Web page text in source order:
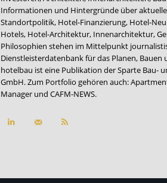
Informationen und Hintergründe über
Standortpolitik, Hotel-Finanzierung, Hotel-
Hotels, Hotel-Architektur, Innenarchitektur,
Philosophien stehen im Mittelpunkt
Dienstleisterdatenbank für das Planen,
hotelbau ist eine Publikation der Sparte Bau-
GmbH. Zum Portfolio gehören auch:
Manager und CAFM-NEWS.